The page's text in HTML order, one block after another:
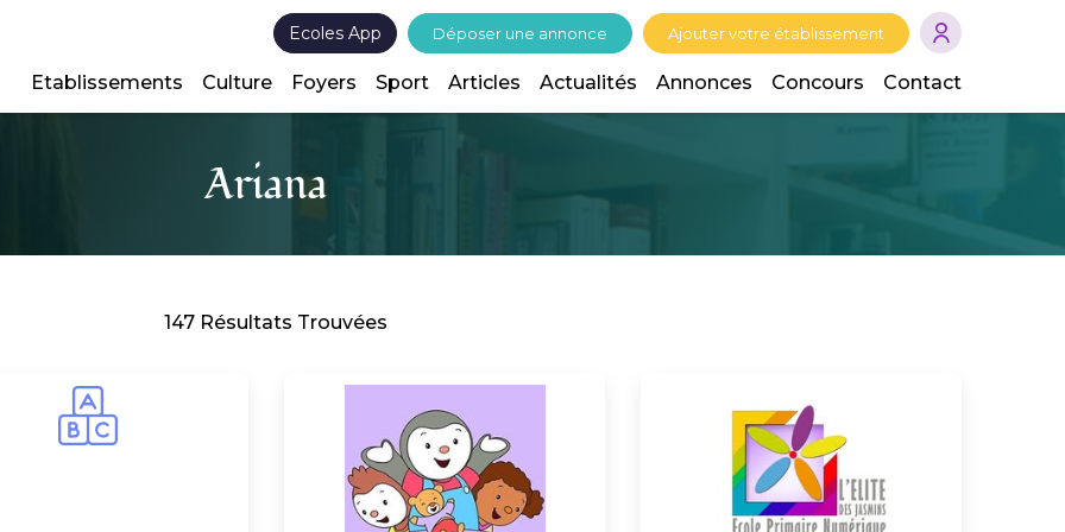
Ecoles App Déposer une annonce Ajouter votre établissement
Etablissements Culture Foyers Sport Articles Actualités Annonces Concours Contact
Ariana
147 Résultats Trouvées